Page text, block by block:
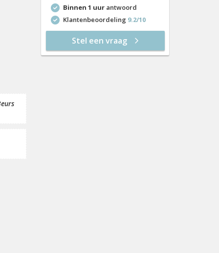
wo 19 aug
do 20 aug
vr 21 aug
11:30
12:30
Binnen 1 uurantwoord
Klantenbeoordeling 9.2/10
Stel een vraag